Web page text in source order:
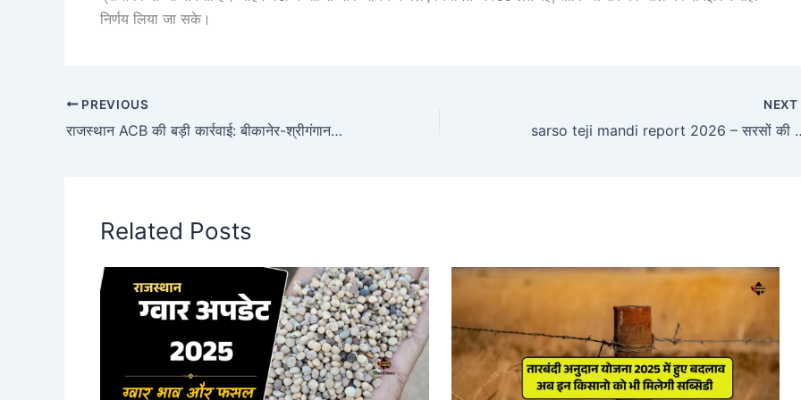
निर्णय लिया जा सके।
PREVIOUS
राजस्थान ACB की बड़ी कार्रवाई: बीकानेर-श्रीगंगानगर में ₹1.30 करोड़ कैश ज़ब्त
NEXT
sarso teji mandi report 2026
Related Posts